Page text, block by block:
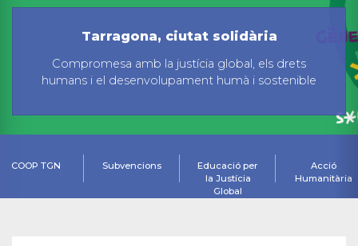
Tarragona, ciutat solidària
Compromesa amb la justícia global, els drets
humans i el desenvolupament humà i sostenible
COOP TGN Subvencions
Educació per
la Justícia
Global
Acció
Humanitària